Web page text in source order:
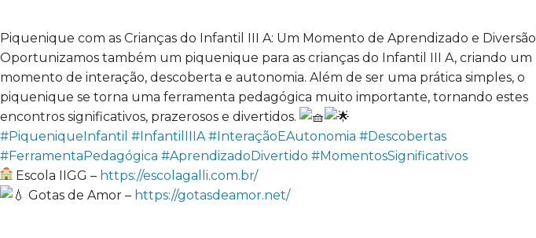
Piquenique com as Crianças do Infantil III A: Um Momento de Aprendizado e Diversão
Oportunizamos também um piquenique para as crianças do Infantil III A, criando um
momento de interação, descoberta e autonomia. Além de ser uma prática simples, o
piquenique se torna uma ferramenta pedagógica muito importante, tornando estes
encontros significativos, prazerosos e divertidos.
#PiqueniqueInfantil #InfantilIIIA #InteraçãoEAutonomia #Descobertas
#FerramentaPedagógica #AprendizadoDivertido #MomentosSignificativos
Escola IIGG – https://escolagalli.com.br/
Gotas de Amor – https://gotasdeamor.net/